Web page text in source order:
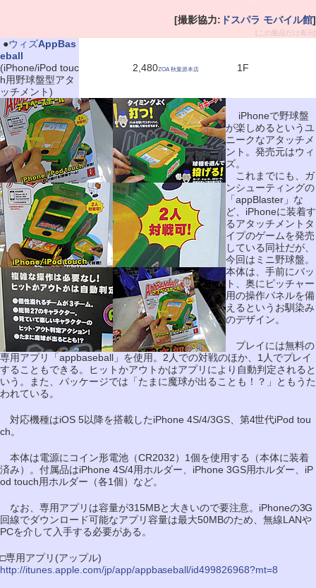
[撮影協力: ドスパラ モバイル館]
[この製品だけ表示]
●ウィズAppBas
eball
(iPhone/iPod touc
h用野球盤型アタ
ッチメント)
2,480ZOA 秋葉原本店 1F
iPhoneで野球盤
が楽しめるというユ
ニークなアタッチメ
ント。発売元はウィ
ズ。
これまでにも、ガ
ンシューティングの
「appBlaster」な
ど、iPhoneに装着す
るアタッチメントタ
イプのゲームを発売
している同社だが、
今回はミニ野球盤。
本体は、手前にバッ
ト、奥にピッチャー
用の操作パネルを備
えるというお馴染み
のデザイン。
プレイには無料の
専用アプリ「appbaseball」を使用。2人での対戦のほか、1人でプレイ
することもできる。ヒットかアウトかはアプリにより自動判定されると
いう。また、パッケージでは「たまに魔球が出ることも！？」ともうた
われている。
対応機種はiOS 5以降を搭載したiPhone 4S/4/3GS、第4世代iPod tou
ch。
本体は電源にコイン形電池（CR2032）1個を使用する（本体に装着
済み）。付属品はiPhone 4S/4用ホルダー、iPhone 3GS用ホルダー、iP
od touch用ホルダー（各1個）など。
なお、専用アプリは容量が315MBと大きいので要注意。iPhoneの3G
回線でダウンロード可能なアプリ容量は最大50MBのため、無線LANや
PCを介して入手する必要がある。
□専用アプリ(アップル)
http://itunes.apple.com/jp/app/appbaseball/id499826968?mt=8